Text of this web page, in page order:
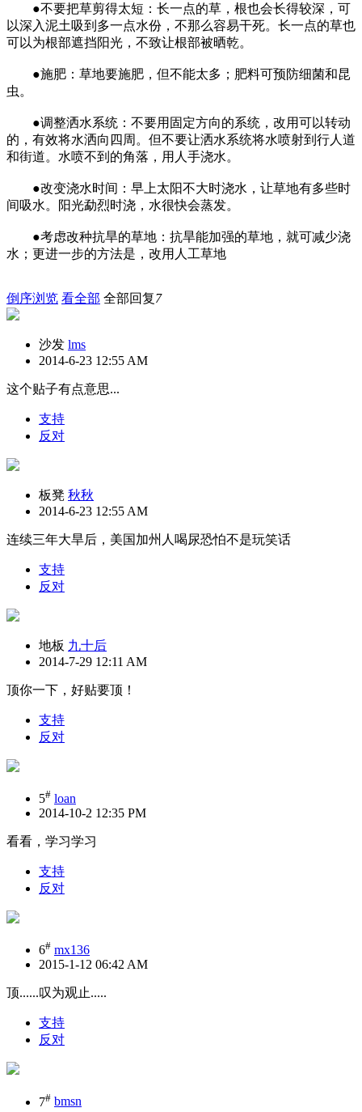
●不要把草剪得太短：长一点的草，根也会长得较深，可
以深入泥土吸到多一点水份，不那么容易干死。长一点的草也
可以为根部遮挡阳光，不致让根部被晒乾。
●施肥：草地要施肥，但不能太多；肥料可预防细菌和昆
虫。
●调整洒水系统：不要用固定方向的系统，改用可以转动
的，有效将水洒向四周。但不要让洒水系统将水喷射到行人道
和街道。水喷不到的角落，用人手浇水。
●改变浇水时间：早上太阳不大时浇水，让草地有多些时
间吸水。阳光勐烈时浇，水很快会蒸发。
●考虑改种抗旱的草地：抗旱能加强的草地，就可减少浇
水；更进一步的方法是，改用人工草地
倒序浏览 看全部 全部回复7
沙发 lms
2014-6-23 12:55 AM
这个贴子有点意思...
支持
反对
板凳 秋秋
2014-6-23 12:55 AM
连续三年大旱后，美国加州人喝尿恐怕不是玩笑话
支持
反对
地板 九十后
2014-7-29 12:11 AM
顶你一下，好贴要顶！
支持
反对
5# loan
2014-10-2 12:35 PM
看看，学习学习
支持
反对
6# mx136
2015-1-12 06:42 AM
顶......叹为观止.....
支持
反对
7# bmsn